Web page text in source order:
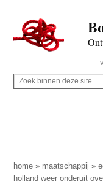
naar
de
inhoud
secondary
naar
de
sidebar
naar
de
Rechts
Z
p
d
Z
i
n
home » maatschappij »
holland weer onderuit